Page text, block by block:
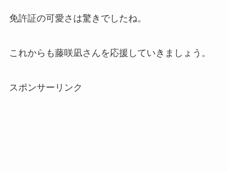
免許証の可愛さは驚きでしたね。
これからも藤咲凪さんを応援していきましょう。
スポンサーリンク